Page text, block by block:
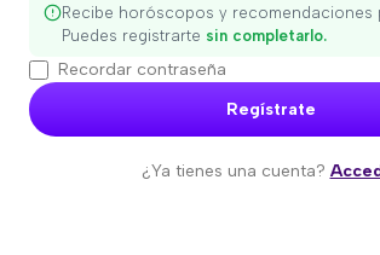
Recibe horóscopos y recomendaciones
Puedes registrarte sin completarlo.
Recordar contraseña
Regístrate
¿Ya tienes una cuenta?